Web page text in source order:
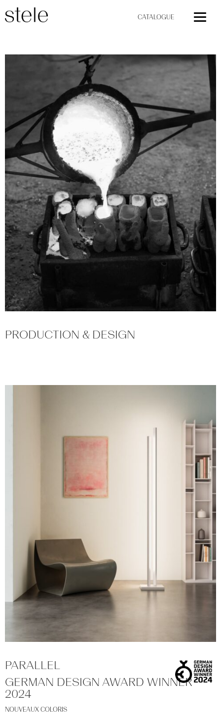
CATALOGUE
PRODUCTION & DESIGN
PARALLEL
GERMAN DESIGN AWARD WINNER
2024
NOUVEAUX COLORIS